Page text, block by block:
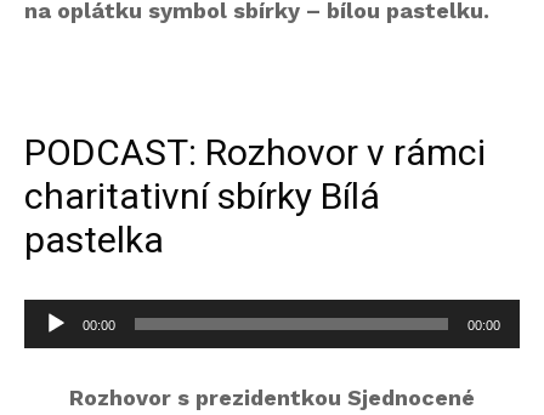
na oplátku symbol sbírky – bílou pastelku.
PODCAST: Rozhovor v rámci
charitativní sbírky Bílá
pastelka
u
00:00 00:00
Rozhovor s prezidentkou Sjednocené